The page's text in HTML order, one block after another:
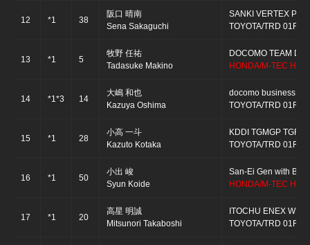
12 *1 38
阪口 晴南
Sena Sakaguchi
SANKI VERTEX
TOYOTA/TRD 01F
13 *1 5
牧野 任祐
Tadasuke Makino
DOCOMO TEAM
HONDA/M-TEC HR-
14 *1*3 14
大嶋 和也
Kazuya Oshima
docomo business
TOYOTA/TRD 01F
15 *1 28
小高 一斗
Kazuto Kotaka
KDDI TGMGP TGR-
TOYOTA/TRD 01F
16 *1 50
小出 峻
Syun Koide
San-Ei Gen with B-
HONDA/M-TEC HR-
17 *1 20
高星 明誠
Mitsunori Takaboshi
ITOCHU ENEX
TOYOTA/TRD 01F